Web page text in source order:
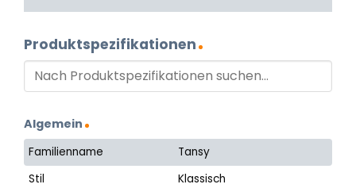
Produktspezifikationen
Algemein
Familienname
Tansy
Stil
Klassisch